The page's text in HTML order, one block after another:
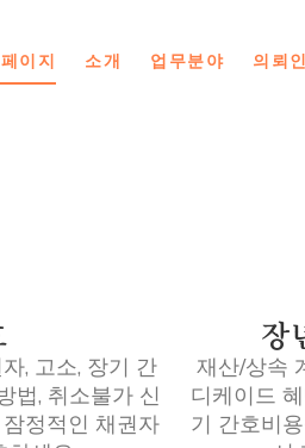
이지 소개 업무분야 의뢰
, 고소, 장기 간
법, 취소불가 신
정적인 채권자
장
재산/상속
디케이드
기 간호비